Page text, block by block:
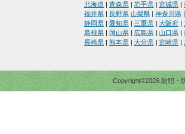
北海道 青森県 岩手県 宮城県
福井県
長野県 山梨県 神奈川県
静岡県
愛知県 三重県 大阪府
島根県
岡山県 広島県 山口県
長崎県
熊本県 大分県 宮崎県
Copyright©2026 防犯・